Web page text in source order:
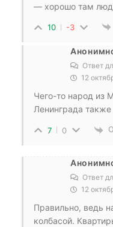
— хорошо там
10 -3
Ответ
12
Чего-то народ из
Ленинграда также
7 0
Ответ
12
Правильно, ведь
колбасой.